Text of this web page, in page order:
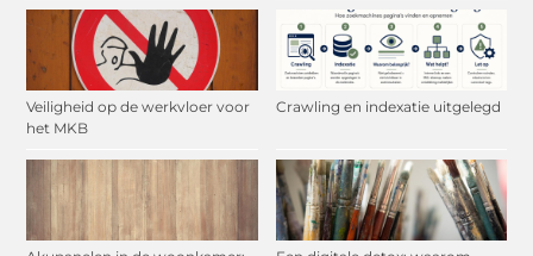
Veiligheid op de werkvloer voor
het MKB
Crawling en indexatie uitgelegd